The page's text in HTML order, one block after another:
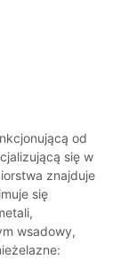
od
się w
znajduje
się
wsadowy,